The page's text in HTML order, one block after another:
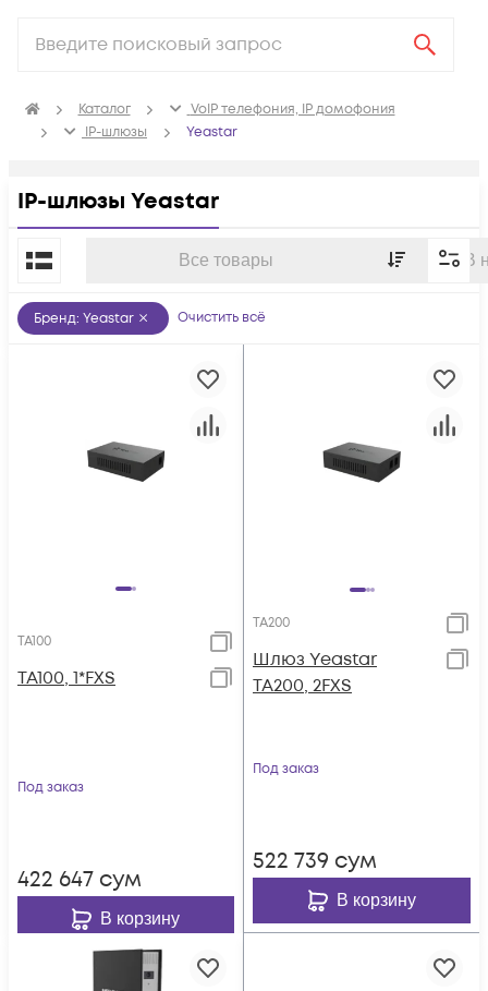
Каталог
VoIP телефония, IP домофония
IP-шлюзы
Yeastar
IP-шлюзы Yeastar
Все товары В
По популярности
Бренд: Yeastar Очистить всё
TA100
TA100, 1*FXS
Под заказ
422 647 сум
В корзину
TA200
Шлюз Yeastar
TA200, 2FXS
Под заказ
522 739 сум
В корзину